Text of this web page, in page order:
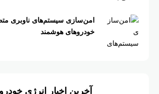
امن‌سازی سیستم‌های ناوبری
خودروهای هوشمند
آخرین اخبار انرژی خودرو